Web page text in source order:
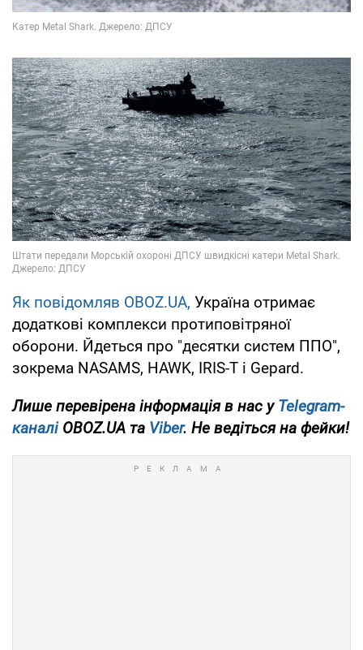
Як повідомляв OBOZ.UA, Україна отримає
додаткові комплекси протиповітряної
оборони. Йдеться про "десятки систем ППО",
зокрема NASAMS, HAWK, IRIS-T і Gepard.
Лише перевірена інформація в нас уTelegram-
каналіOBOZ.UA та Viber. Не ведіться на фейки!